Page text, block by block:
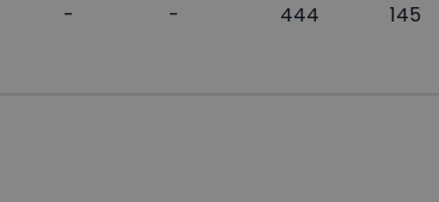
- - 444 145